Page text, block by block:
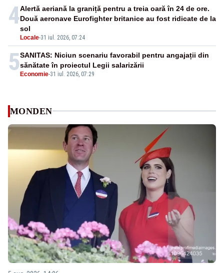
4
Locale-31 iul. 2026, 07:24
Alertă aeriană la graniță pentru a treia oară în 24 de ore.
Două aeronave Eurofighter britanice au fost ridicate de la
sol
5Economie-31 iul. 2026, 07:29
SANITAS: Niciun scenariu favorabil pentru angajații din
sănătate în proiectul Legii salarizării
MONDEN